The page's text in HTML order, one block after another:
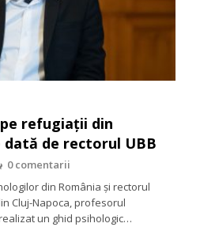
refugiații din
dată de rectorul UBB
0 comentarii
din România şi rectorul
Cluj-Napoca, profesorul
un ghid psihologic…